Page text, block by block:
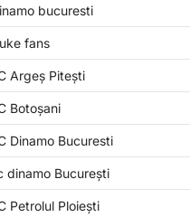
bucuresti
fans
Argeș Pitești
Botoșani
Dinamo Bucuresti
dinamo București
Petrolul Ploiești